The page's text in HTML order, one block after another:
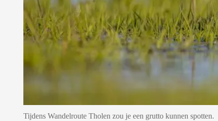
Tijdens Wandelroute Tholen zou je een grutto kunnen spotten.